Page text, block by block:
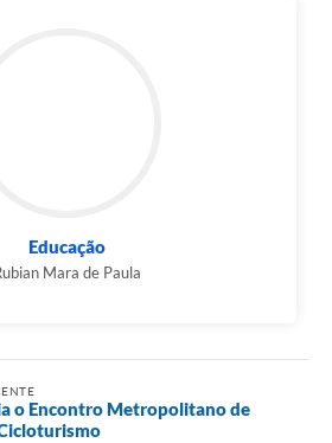
Educação
Mara de Paula
o Encontro Metropolitano de